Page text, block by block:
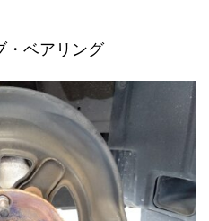
・ベアリング